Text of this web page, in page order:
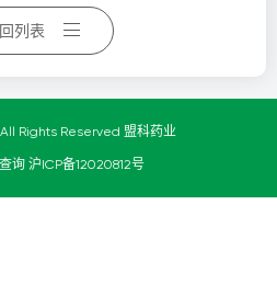
列表
Rights Reserved 盟科药业
询 沪ICP备12020812号